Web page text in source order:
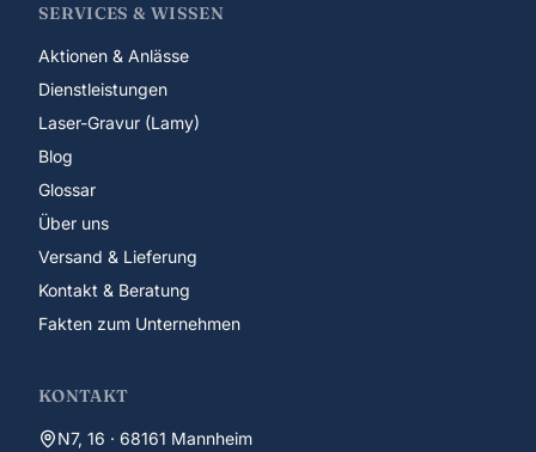
SERVICES & WISSEN
Aktionen & Anlässe
Dienstleistungen
Laser-Gravur (Lamy)
Blog
Glossar
Über uns
Versand & Lieferung
Kontakt & Beratung
Fakten zum Unternehmen
KONTAKT
N7, 16 · 68161 Mannheim